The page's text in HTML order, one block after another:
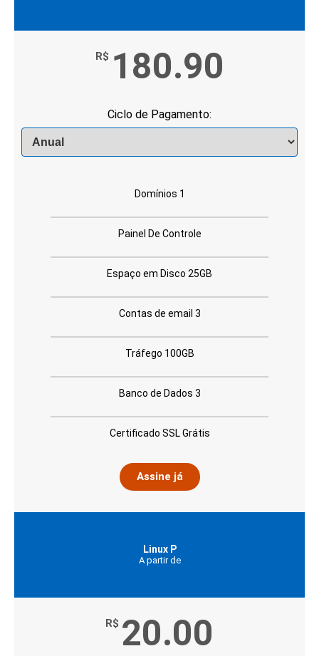
R$ 180.90
Ciclo de Pagamento:
Domínios 1
Painel De Controle
Espaço em Disco 25GB
Contas de email 3
Tráfego 100GB
Banco de Dados 3
Certificado SSL Grátis
Assine já
Linux P
A partir de
R$ 20.00